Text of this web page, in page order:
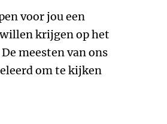
voor jou een
krijgen op het
meesten van ons
om te kijken